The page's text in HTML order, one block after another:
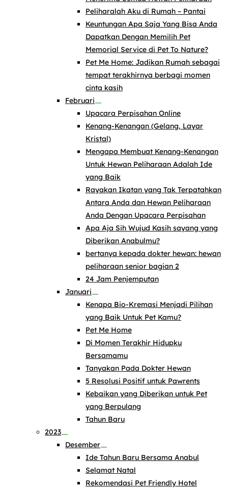
Peliharalah Aku di Rumah – Pantai
Keuntungan Apa Saja Yang Bisa Anda
Dapatkan Dengan Memilih Pet
Memorial Service di Pet To Nature?
Pet Me Home: Jadikan Rumah sebagai
tempat terakhirnya berbagi momen
cinta kasih
Februari
Upacara Perpisahan Online
Kenang-Kenangan (Gelang, Layar
Kristal)
Mengapa Membuat Kenang-Kenangan
Untuk Hewan Peliharaan Adalah Ide
yang Baik
Rayakan Ikatan yang Tak Terpatahkan
Antara Anda dan Hewan Peliharaan
Anda Dengan Upacara Perpisahan
Apa Aja Sih Wujud Kasih sayang yang
Diberikan Anabulmu?
bertanya kepada dokter hewan: hewan
peliharaan senior bagian 2
24 Jam Penjemputan
Januari
Kenapa Bio-Kremasi Menjadi Pilihan
yang Baik Untuk Pet Kamu?
Pet Me Home
Di Momen Terakhir Hidupku
Bersamamu
Tanyakan Pada Dokter Hewan
5 Resolusi Positif untuk Pawrents
Kebaikan yang Diberikan untuk Pet
yang Berpulang
Tahun Baru
2023
Desember
Ide Tahun Baru Bersama Anabul
Selamat Natal
Rekomendasi Pet Friendly Hotel